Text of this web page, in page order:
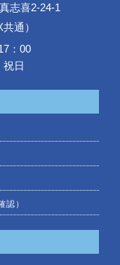
志喜2-24-1
通）
：00
祝日
認）